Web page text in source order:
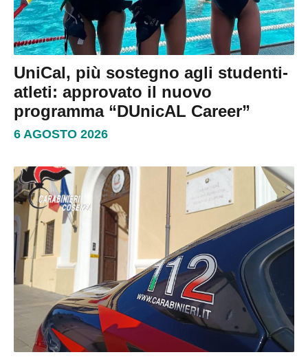
UniCal, più sostegno agli studenti-
atleti: approvato il nuovo
programma “DUnicAL Career”
6 AGOSTO 2026